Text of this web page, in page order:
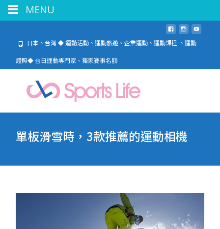
日本、台灣 ◆ 運動活動、運動旅遊、企業運動、運動課程 、運動
證照◆ 台日運動專門家、獨家賽事名額
單板滑雪時，3款推薦的運動相機
MENU